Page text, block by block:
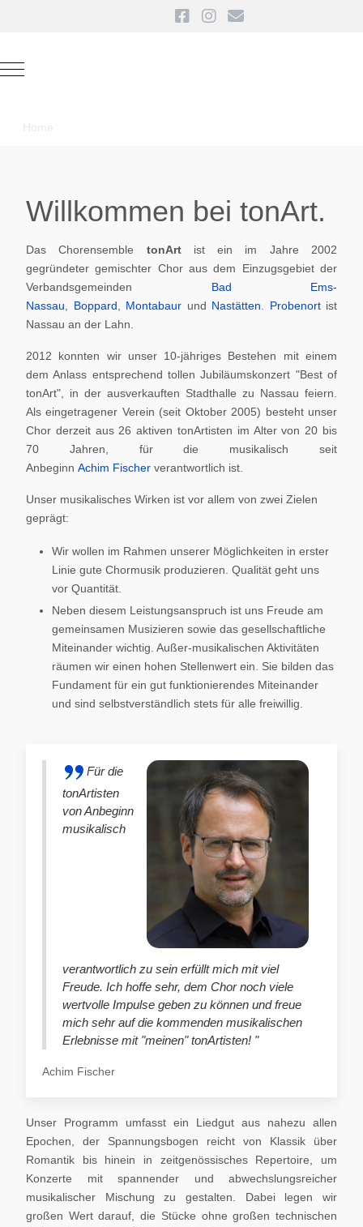
Mobile Menu Toggle
Home
Willkommen bei tonArt.
Das Chorensemble tonArt ist ein im Jahre 2002
gegründeter gemischter Chor aus dem Einzugsgebiet der
Verbandsgemeinden Bad Ems-
Nassau
Boppard Montabaur und Nastätten Probenortist
Nassau an der Lahn.
2012 konnten wir unser 10-jähriges Bestehen mit einem
dem Anlass entsprechend tollen Jubiläumskonzert "Best of
tonArt", in der ausverkauften Stadthalle zu Nassau feiern.
Als eingetragener Verein (seit Oktober 2005) besteht unser
Chor derzeit aus 26 aktiven tonArtisten im Alter von 20 bis
70 Jahren, für die musikalisch seit
Anbeginn Achim Fischer verantwortlich ist.
Unser musikalisches Wirken ist vor allem von zwei Zielen
geprägt:
Wir wollen im Rahmen unserer Möglichkeiten in erster
Linie gute Chormusik produzieren. Qualität geht uns
vor Quantität.
Neben diesem Leistungsanspruch ist uns Freude am
gemeinsamen Musizieren sowie das gesellschaftliche
Miteinander wichtig. Außer-musikalischen Aktivitäten
räumen wir einen hohen Stellenwert ein. Sie bilden das
Fundament für ein gut funktionierendes Miteinander
und sind selbstverständlich stets für alle freiwillig.
Für die
tonArtisten
von Anbeginn
musikalisch
verantwortlich zu sein erfüllt mich mit viel
Freude. Ich hoffe sehr, dem Chor noch viele
wertvolle Impulse geben zu können und freue
mich sehr auf die kommenden musikalischen
Erlebnisse mit "meinen" tonArtisten! "
Achim Fischer
Unser Programm umfasst ein Liedgut aus nahezu allen
Epochen, der Spannungsbogen reicht von Klassik über
Romantik bis hinein in zeitgenössisches Repertoire, um
Konzerte mit spannender und abwechslungsreicher
musikalischer Mischung zu gestalten. Dabei legen wir
großen Wert darauf, die Stücke ohne großen technischen